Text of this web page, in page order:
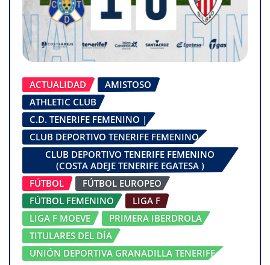
ACTUALIDAD
AMISTOSO
ATHLETIC CLUB
C.D. TENERIFE FEMENINO |
CLUB DEPORTIVO TENERIFE FEMENINO
CLUB DEPORTIVO TENERIFE FEMENINO
(COSTA ADEJE TENERIFE EGATESA )
FÚTBOL
FÚTBOL EUROPEO
FÚTBOL FEMENINO
LIGA F
LIGA F MOEVE
PRIMERA IBERDROLA
TITULARES DEL DÍA
UNIÓN DEPORTIVA GRANADILLA TENERIFE